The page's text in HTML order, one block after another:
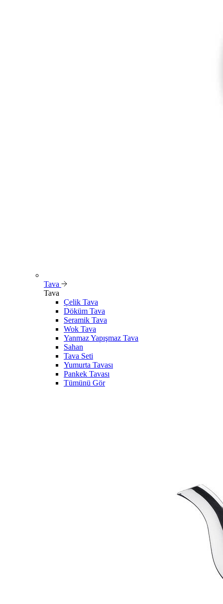
Tava
Tava
Çelik Tava
Döküm Tava
Seramik Tava
Wok Tava
Yanmaz Yapışmaz Tava
Sahan
Tava Seti
Yumurta Tavası
Pankek Tavası
Tümünü Gör